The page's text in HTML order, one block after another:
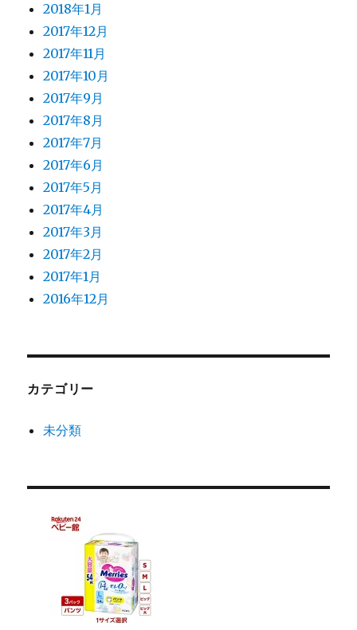
2018年1月
2017年12月
2017年11月
2017年10月
2017年9月
2017年8月
2017年7月
2017年6月
2017年5月
2017年4月
2017年3月
2017年2月
2017年1月
2016年12月
カテゴリー
未分類